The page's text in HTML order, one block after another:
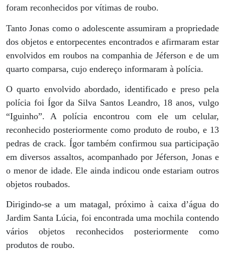
foram reconhecidos por vítimas de roubo.
Tanto Jonas como o adolescente assumiram a propriedade
dos objetos e entorpecentes encontrados e afirmaram estar
envolvidos em roubos na companhia de Jéferson e de um
quarto comparsa, cujo endereço informaram à polícia.
O quarto envolvido abordado, identificado e preso pela
polícia foi Ígor da Silva Santos Leandro, 18 anos, vulgo
“Iguinho”. A polícia encontrou com ele um celular,
reconhecido posteriormente como produto de roubo, e 13
pedras de crack. Ígor também confirmou sua participação
em diversos assaltos, acompanhado por Jéferson, Jonas e
o menor de idade. Ele ainda indicou onde estariam outros
objetos roubados.
Dirigindo-se a um matagal, próximo à caixa d’água do
Jardim Santa Lúcia, foi encontrada uma mochila contendo
vários objetos reconhecidos posteriormente como
produtos de roubo.